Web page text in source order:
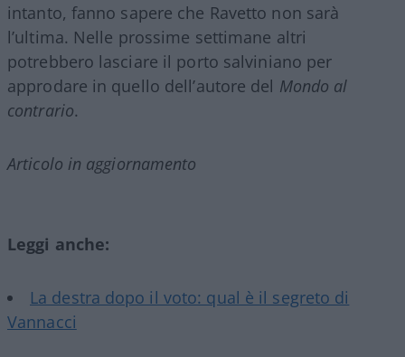
intanto, fanno sapere che Ravetto non sarà
l’ultima. Nelle prossime settimane altri
potrebbero lasciare il porto salviniano per
approdare in quello dell’autore del Mondo al
contrario.
Articolo in aggiornamento
Leggi anche:
La destra dopo il voto: qual è il segreto di
Vannacci